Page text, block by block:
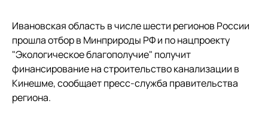
Ивановская область в числе шести регионов России
прошла отбор в Минприроды РФ и по нацпроекту
"Экологическое благополучие" получит
финансирование на строительство канализации в
Кинешме, сообщает пресс-служба правительства
региона.